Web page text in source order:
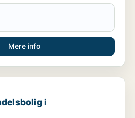
Mere info
i Storkøbenhavn
i